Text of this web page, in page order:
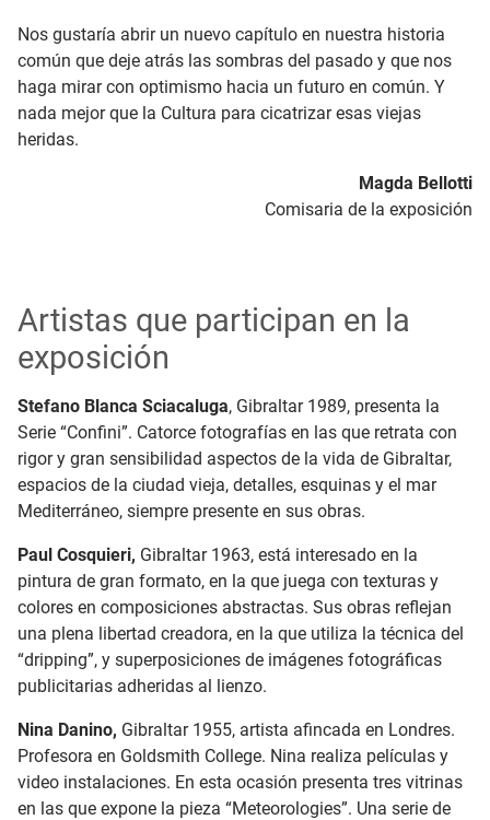
Nos gustaría abrir un nuevo capítulo en nuestra historia
común que deje atrás las sombras del pasado y que nos
haga mirar con optimismo hacia un futuro en común. Y
nada mejor que la Cultura para cicatrizar esas viejas
heridas.
Magda Bellotti
Comisaria de la exposición
Artistas que participan en la
exposición
Stefano Blanca Sciacaluga, Gibraltar 1989, presenta la
Serie “Confini”. Catorce fotografías en las que retrata con
rigor y gran sensibilidad aspectos de la vida de Gibraltar,
espacios de la ciudad vieja, detalles, esquinas y el mar
Mediterráneo, siempre presente en sus obras.
Paul Cosquieri, Gibraltar 1963, está interesado en la
pintura de gran formato, en la que juega con texturas y
colores en composiciones abstractas. Sus obras reflejan
una plena libertad creadora, en la que utiliza la técnica del
“dripping”, y superposiciones de imágenes fotográficas
publicitarias adheridas al lienzo.
Nina Danino, Gibraltar 1955, artista afincada en Londres.
Profesora en Goldsmith College. Nina realiza películas y
video instalaciones. En esta ocasión presenta tres vitrinas
en las que expone la pieza “Meteorologies”. Una serie de